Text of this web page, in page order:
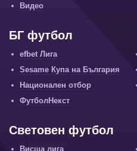
Видео
БГ футбол
efbet Лига
Sesame Купа на България
Национален отбор
ФутболНекст
Световен футбол
Висша лига